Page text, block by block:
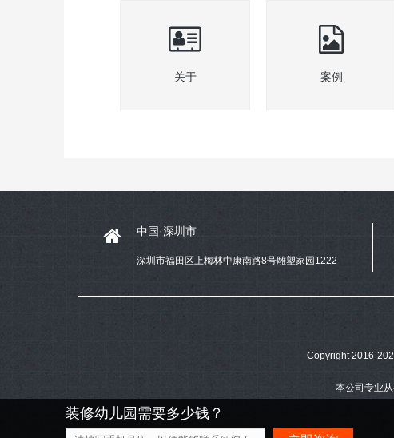
关于 案例
中国·深圳市
深圳市福田区上梅林中康南路8号雕塑家园1222
Copyright 2016-
本公司专业
装修幼儿园需要多少钱？